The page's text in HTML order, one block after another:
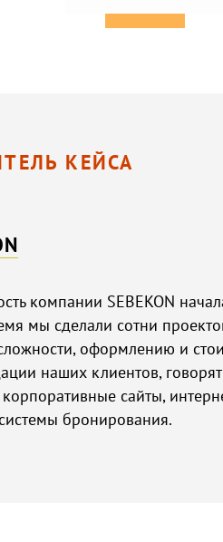
КЕЙСА
компании SEBEKON
мы сделали сотни
оформлению и
наших клиентов,
сайты,
бронирования.